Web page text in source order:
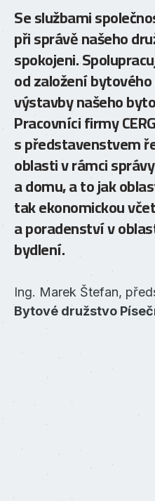
Se službami
při správě našeho
spokojeni.
od založení
výstavby našeho
Pracovníci firmy
s představenstvem
oblasti v rámci
a domu, a to jak
tak ekonomickou
a poradenství v
bydlení.
Ing. Marek Štefan,
Bytové družstvo